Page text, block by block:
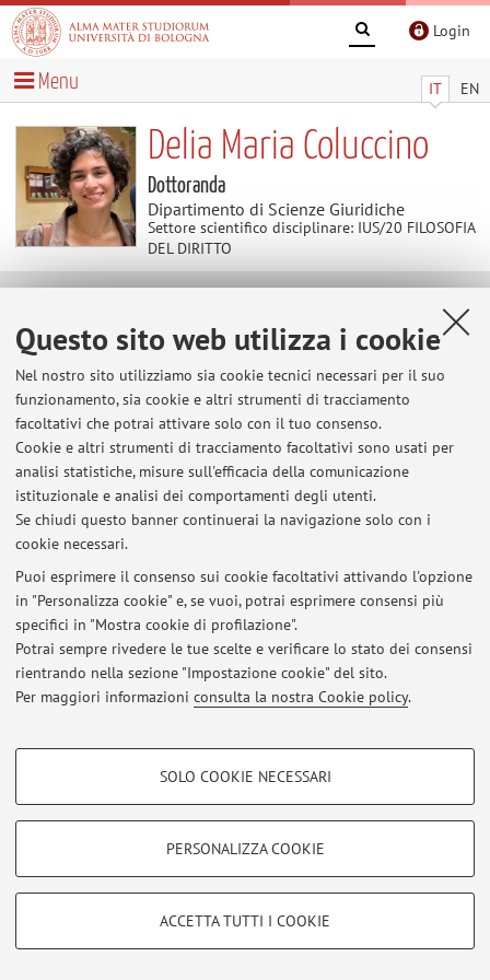
Questo sito web utilizza i cookie
Nel nostro sito utilizziamo sia cookie tecnici necessari per il suo
funzionamento, sia cookie e altri strumenti di tracciamento
facoltativi che potrai attivare solo con il tuo consenso.
Cookie e altri strumenti di tracciamento facoltativi sono usati per
analisi statistiche, misure sull'efficacia della comunicazione
istituzionale e analisi dei comportamenti degli utenti.
Se chiudi questo banner continuerai la navigazione solo con i
cookie necessari.
Puoi esprimere il consenso sui cookie facoltativi attivando l'opzione
in "Personalizza cookie" e, se vuoi, potrai esprimere consensi più
specifici in "Mostra cookie di profilazione".
Potrai sempre rivedere le tue scelte e verificare lo stato dei consensi
rientrando nella sezione "Impostazione cookie" del sito.
Per maggiori informazioni consulta la nostra Cookie policy.
COOKIE DI PROFILAZIONE - FACOLTATIVI
COOKIE TECNICI - NECESSARI
Si tratta di cookie tecnici utilizzati, a titolo esemplificativo, per il corretto
SOLO COOKIE NECESSARI
PERSONALIZZA COOKIE
ACCETTA TUTTI I COOKIE
Login
IT EN
Menu
Delia Maria Coluccino
Dottoranda
Dipartimento di Scienze Giuridiche
Settore scientifico disciplinare: IUS/20 FILOSOFIA
DEL DIRITTO
Avvisi
Al momento non sono presenti avvisi.
Area riservata
Accedi tramite login per gestire tutti i contenuti del sito.
© 2026 - ALMA MATER STUDIORUM - Università di Bologna - Via
Zamboni, 33 - 40126 Bologna - Partita IVA: 01131710376
Privacy| Note legali |Impostazioni Cookie